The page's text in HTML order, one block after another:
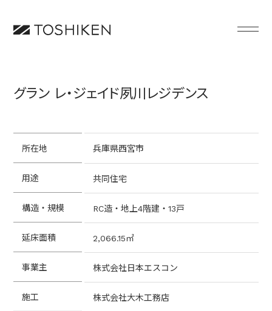
グラン レ・ジェイド夙川レジデンス
所在地 兵庫県西宮市
用途 共同住宅
構造・規模 RC造・地上4階建・13戸
延床面積 2,066.15㎡
事業主 株式会社日本エスコン
施工 株式会社大木工務店